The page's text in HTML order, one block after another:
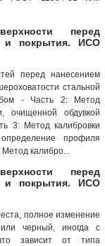
перед
и покрытия. ИСО
перед нанесением
стальной
- Часть 2: Метод
очищенной обдувкой
3: Метод калибровки
профиля
калибро...
перед
и покрытия. ИСО
полное изменение
черный, иногда с
зависит от типа